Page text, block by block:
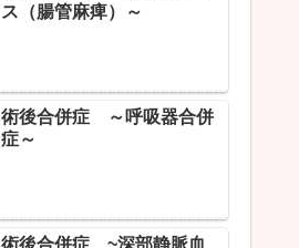
ス（腸管麻痺）～
術後合併症 ～呼吸器合併
症～
術後合併症 ~深部静脈血